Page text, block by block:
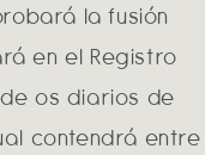
la fusión
en el Registro
os diarios de
contendrá entre